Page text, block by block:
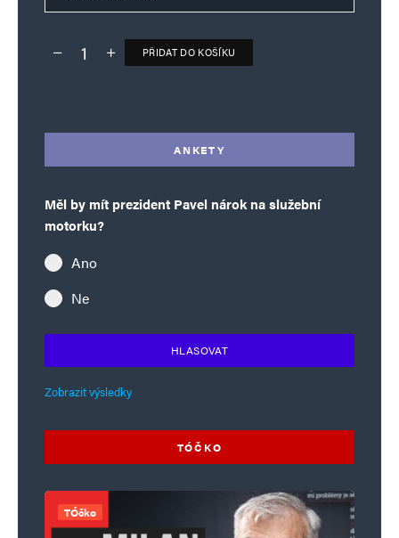
Deník TO – verze bez reklam množství
PŘIDAT DO KOŠÍKU
ANKETY
Měl by mít prezident Pavel nárok na služební
motorku?
Ano
Ne
HLASOVAT
Zobrazit výsledky
TÓČKO
TÓčko